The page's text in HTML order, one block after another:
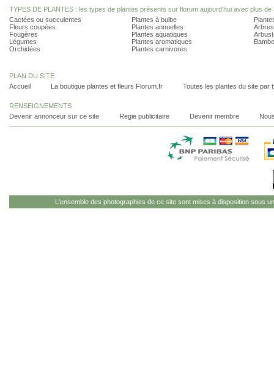
TYPES DE PLANTES : les types de plantes présents sur florum aujourd'hui avec plus de
Cactées ou succulentes
Fleurs coupées
Fougères
Légumes
Orchidées
Plantes à bulbe
Plantes annuelles
Plantes aquatiques
Plantes aromatiques
Plantes carnivores
PLAN DU SITE
Accueil
La boutique plantes et fleurs Florum.fr Toutes les plantes du site par
RENSEIGNEMENTS
Devenir annonceur sur ce site
Regie publicitaire Devenir membre
L'ensemble des photographies de ce site sont mises à disposition sous